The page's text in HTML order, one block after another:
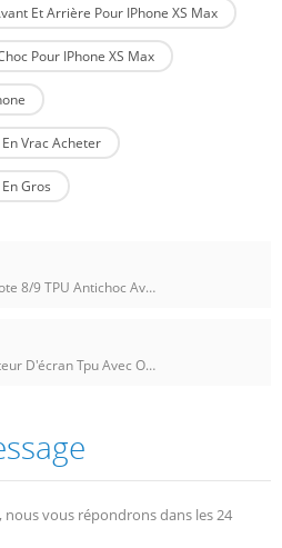
Et Arrière Pour IPhone XS Max
Pour IPhone XS Max
Vrac Acheter
Gros
Protecteur D'écran Samsung Note 8/9 TPU Antichoc Avec Applicateur
IPhone X Antichoc Nano Protecteur D'écran Tpu Avec Outil D'application
vous répondrons dans les 24